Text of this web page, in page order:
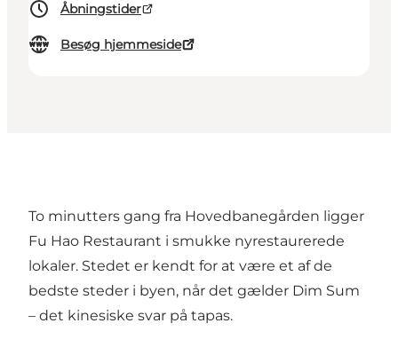
Åbningstider
Besøg hjemmeside
To minutters gang fra Hovedbanegården ligger
Fu Hao Restaurant i smukke nyrestaurerede
lokaler. Stedet er kendt for at være et af de
bedste steder i byen, når det gælder Dim Sum
– det kinesiske svar på tapas.